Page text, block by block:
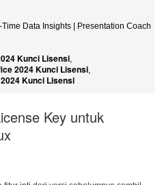
Data Insights | Presentation Coach
Kunci Lisensi,
2024 Kunci Lisensi,
Kunci Lisensi
Key untuk